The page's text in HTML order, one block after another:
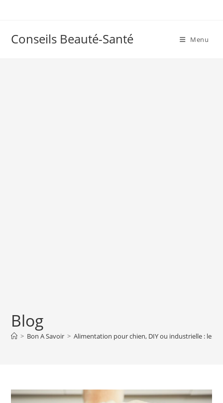
Conseils Beauté-Santé Menu
Blog
> Bon A Savoir > Alimentation pour chien, DIY ou industrielle : les